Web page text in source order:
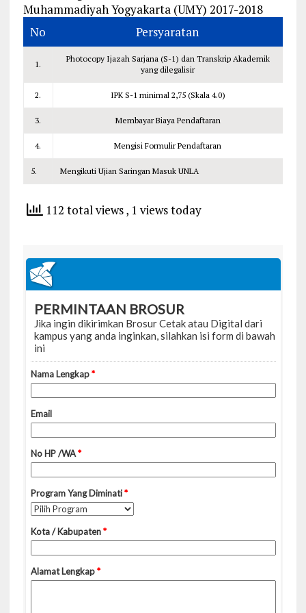
Muhammadiyah Yogyakarta (UMY) 2017-2018
No
Persyaratan
1.
Photocopy Ijazah Sarjana (S-1) dan Transkrip Akademik
yang dilegalisir
2. IPK S-1 minimal 2,75 (Skala 4.0)
3. Membayar Biaya Pendaftaran
4. Mengisi Formulir Pendaftaran
5. Mengikuti Ujian Saringan Masuk UNLA
112 total views, 1 views today